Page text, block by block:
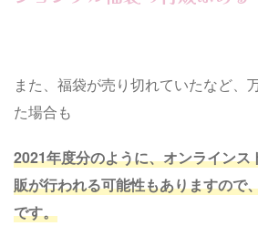
また、福袋が売り切れていたなど、
た場合も
2021年度分のように、オンラインス
販が行われる可能性もありますので
です。